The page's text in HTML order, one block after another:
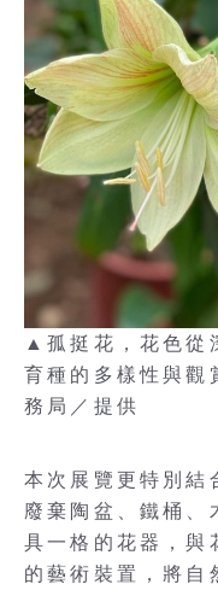
▲孤挺花，花色從
育種的多樣性與
務局／提供
本次展覽更特別結
廢棄陶盆、鐵桶、
具一格的花器，與
的藝術裝置，將自